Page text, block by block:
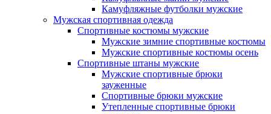
Камуфляжные футболки мужские
Мужская спортивная одежда
Спортивные костюмы мужские
Мужские зимние спортивные костюмы
Мужские спортивные костюмы осень
Спортивные штаны мужские
Мужские спортивные брюки
зауженные
Спортивные брюки мужские
Утепленные спортивные брюки